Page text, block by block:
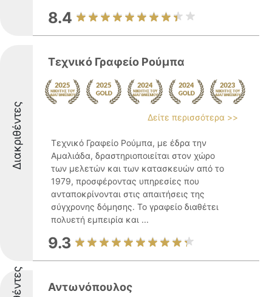
8.4
Διακριθέντες
Τεχνικό Γραφείο Ρούμπα
Δείτε περισσότερα >>
Τεχνικό Γραφείο Ρούμπα, με έδρα την
Αμαλιάδα, δραστηριοποιείται στον χώρο
των μελετών και των κατασκευών από το
1979, προσφέροντας υπηρεσίες που
ανταποκρίνονται στις απαιτήσεις της
σύγχρονης δόμησης. Το γραφείο διαθέτει
πολυετή εμπειρία και ...
9.3
Αντωνόπουλος